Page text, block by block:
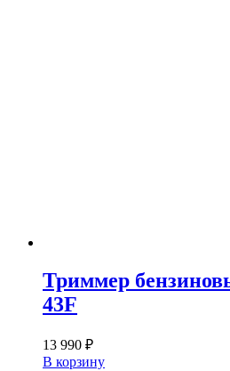
Триммер
43F
13 990 ₽
В корзину